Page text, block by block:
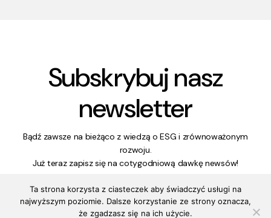
Subskrybuj nasz
newsletter
Bądź zawsze na bieżąco z wiedzą o ESG i zrównoważonym
rozwoju.
Już teraz zapisz się na cotygodniową dawkę newsów!
Ta strona korzysta z ciasteczek aby świadczyć usługi na
najwyższym poziomie. Dalsze korzystanie ze strony oznacza,
że zgadzasz się na ich użycie.